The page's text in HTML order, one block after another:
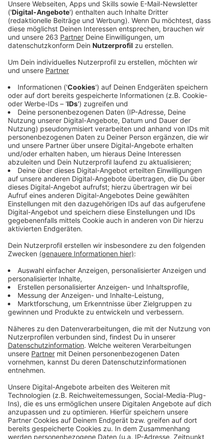
"Mein Erfolg in Europa bedeutet mir extrem viel und es
war schon immer meine Mission, die Menschen mit
meiner Musik zu inspirieren und sie ihre Sorgen für
keinen Song, der dafür besser geeignet ist als dieser",
Botschaft des Tracks voran: "Meine Mama hat immer
gesagt: 'Mein Sohn, an manchen Tagen wirst du es
falsch machen. Wenn sich jeder kleine Schritt schwer
anfühlt, musst du weitermachen - das Beste kommt
noch." Nun ist dieser Song verfügbar, auch für euch -
hier im besten Mix.
Anzeige
Wir benötigen Ihre
Zustimmung, um den YouTube
Video-Service zu laden!
Wir verwenden einen Service eines
Drittanbieters, um Videoinhalte
einzubetten. Dieser Service kann
Daten zu Ihren Aktivitäten
sammeln. Bitte lesen Sie die
Details durch und stimmen Sie der
Nutzung des Service zu, um dieses
Video anzusehen.
Mehr Informationen
Akzeptieren
powered byUsercentrics Consent
Management Platform
Die neue Single von Ray Dalton ist da. Sie heißt "The
mit sich. Hier könnt ihr sie euch anhören.
Anzeige